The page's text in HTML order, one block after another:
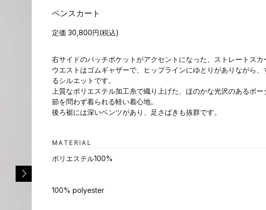
ペンスカート
定価 30,800円(税込)
右サイドのパッチポケットがアクセントになった、ストレートスカ
ウエストはゴムギャザーで、ヒップラインにゆとりがありながら、
るシルエットです。
上質なポリエステル加工糸で織り上げた、ほのかな光沢のあるボ
節を問わず着られる軽い着心地。
後ろ裾には深いベンツがあり、足さばきも抜群です。
MATERIAL
ポリエステル100%
100% polyester